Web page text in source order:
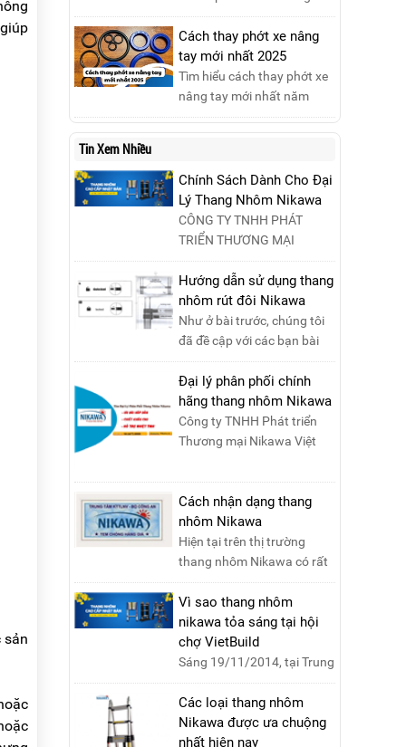
sản
gây thiệt hại nghiêm trọng
nếu không được xử lý kịp
thời. Vì vậy, việc hiểu rõ các
phương pháp dập tắt...
nhôm chữ A cao 3m đáng
mua nhất năm 2025. Đánh
giá chất lượng, độ an toàn
và giá bán để chọn sản
phẩm phù hợp!
Cách thay phớt xe nâng
tay mới nhất 2025
Tìm hiểu cách thay phớt xe
nâng tay mới nhất năm
2025 với hướng dẫn chi tiết.
Đọc ngay để nắm vững quy
giúp xe nâng hoạt động
hiệu quả và bền lâu!
Tin Xem Nhiều
Chính Sách Dành Cho Đại
Lý Thang Nhôm Nikawa
CÔNG TY TNHH PHÁT
TRIỂN THƯƠNG MẠI
NIKAWA VIỆT NAM –
Nikawa Miền Bắc: Số 19,
Đường Trung ....
Hướng dẫn sử dụng thang
nhôm rút đôi Nikawa
Như ở bài trước, chúng tôi
đã đề cập với các bạn bài
viết hướng dẫn sử dụng
thang nhôm rút đơn ....
Đại lý phân phối chính
hãng thang nhôm Nikawa
Công ty TNHH Phát triển
Thương mại Nikawa Việt
độc quyền sản phẩm
thang....
Cách nhận dạng thang
nhôm Nikawa
Hiện tại trên thị trường
thang nhôm Nikawa có rất
nhiều loại thang kém chất
lượng, lấy thương h....
Vì sao thang nhôm
nikawa tỏa sáng tại hội
chợ VietBuild
Sáng 19/11/2014, tại Trung
tâm Hội chợ Triển lãm Việt
Nam, Hà Nội, đã diễn ra lễ
khai mạc “Triể....
Các loại thang nhôm
Nikawa được ưa chuộng
nhất hiện nay